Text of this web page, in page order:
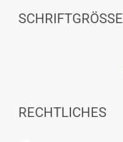
SCHRIFTGRÖSSE
RECHTLICHES